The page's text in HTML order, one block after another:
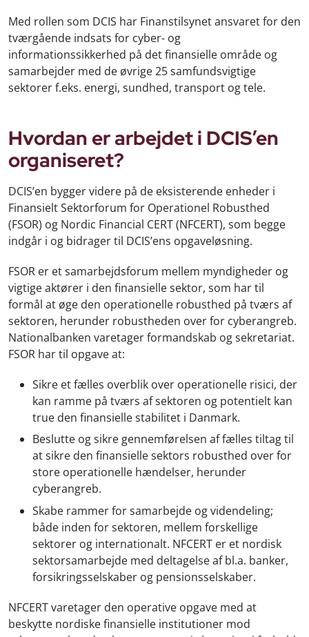
Med rollen som DCIS har Finanstilsynet ansvaret for den
tværgående indsats for cyber- og
informationssikkerhed på det finansielle område og
samarbejder med de øvrige 25 samfundsvigtige
sektorer f.eks. energi, sundhed, transport og tele.
Hvordan er arbejdet i DCIS’en
organiseret?
DCIS’en bygger videre på de eksisterende enheder i
Finansielt Sektorforum for Operationel Robusthed
(FSOR) og Nordic Financial CERT (NFCERT), som begge
indgår i og bidrager til DCIS’ens opgaveløsning.
FSOR er et samarbejdsforum mellem myndigheder og
vigtige aktører i den finansielle sektor, som har til
formål at øge den operationelle robusthed på tværs af
sektoren, herunder robustheden over for cyberangreb.
Nationalbanken varetager formandskab og sekretariat.
FSOR har til opgave at:
Sikre et fælles overblik over operationelle risici, der
kan ramme på tværs af sektoren og potentielt kan
true den finansielle stabilitet i Danmark.
Beslutte og sikre gennemførelsen af fælles tiltag til
at sikre den finansielle sektors robusthed over for
store operationelle hændelser, herunder
cyberangreb.
Skabe rammer for samarbejde og videndeling;
både inden for sektoren, mellem forskellige
sektorer og internationalt. NFCERT er et nordisk
sektorsamarbejde med deltagelse af bl.a. banker,
forsikringsselskaber og pensionsselskaber.
NFCERT varetager den operative opgave med at
beskytte nordiske finansielle institutioner mod